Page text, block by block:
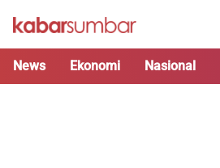
News Ekonomi Nasional